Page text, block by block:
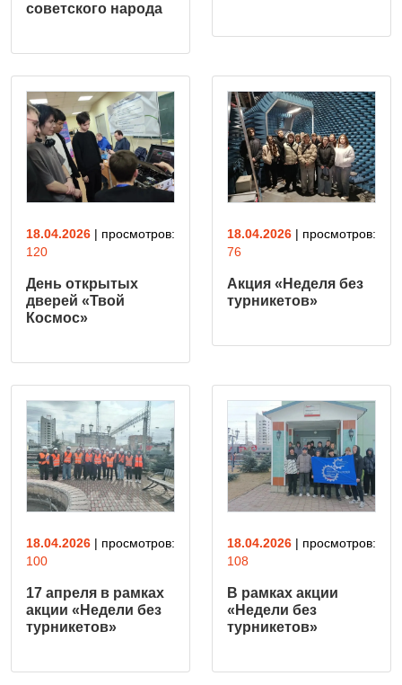
советского народа
18.04.2026 | просмотров:
120
День открытых
дверей «Твой
Космос»
18.04.2026 | просмотров:
76
Акция «Неделя без
турникетов»
18.04.2026 | просмотров:
100
17 апреля в рамках
акции «Недели без
турникетов»
18.04.2026 | просмотров:
108
В рамках акции
«Недели без
турникетов»